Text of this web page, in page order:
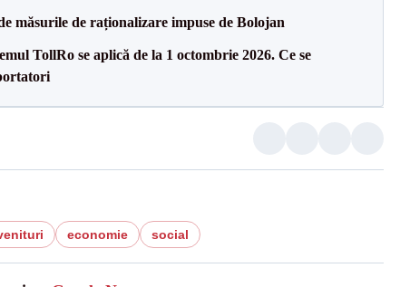
măsurile de raționalizare impuse de Bolojan
TollRo se aplică de la 1 octombrie 2026. Ce se
economie social